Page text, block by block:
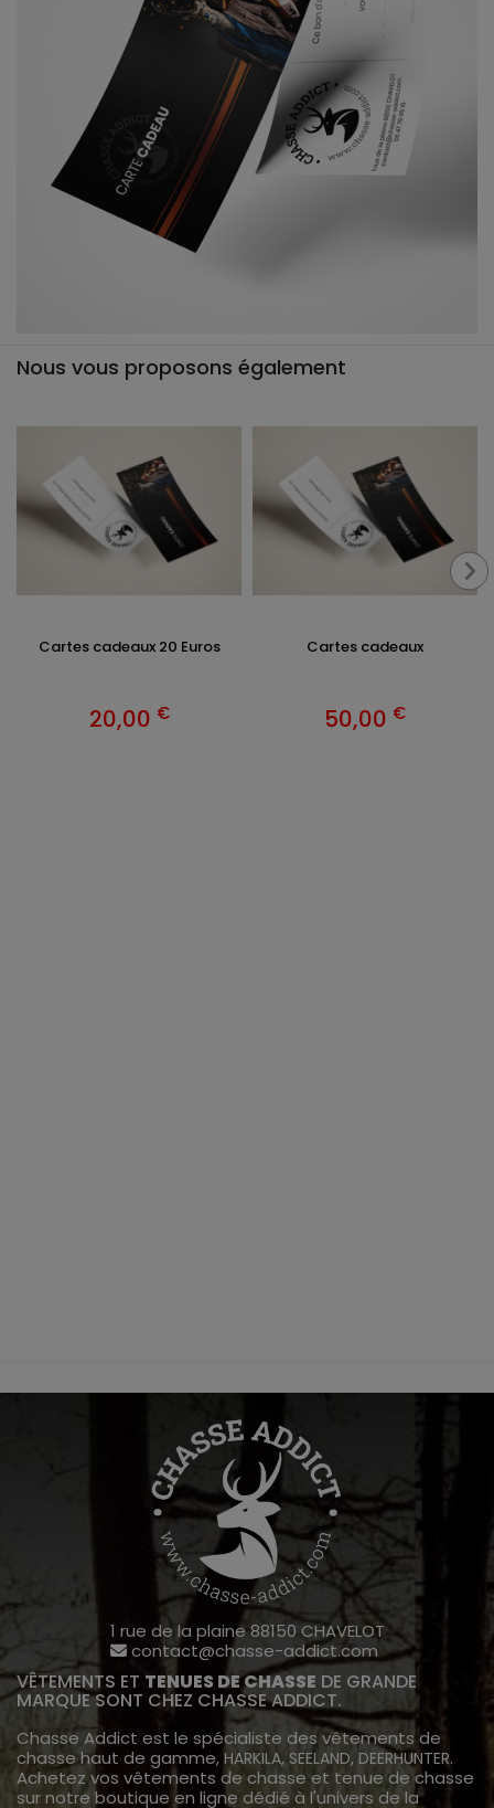
Nous vous proposons également
Cartes cadeaux 20 Euros
20,00 €
Cartes cadeaux
50,00 €
1 rue de la plaine 88150 CHAVELOT
contact@chasse-addict.com
VÊTEMENTS ET TENUES DE CHASSE DE GRANDE
MARQUE SONT CHEZ CHASSE ADDICT.
Chasse Addict est le spécialiste des vêtements de
chasse haut de gamme, HARKILA, SEELAND, DEERHUNTER.
Achetez vos vêtements de chasse et tenue de chasse
sur notre boutique en ligne dédié à l'univers de la